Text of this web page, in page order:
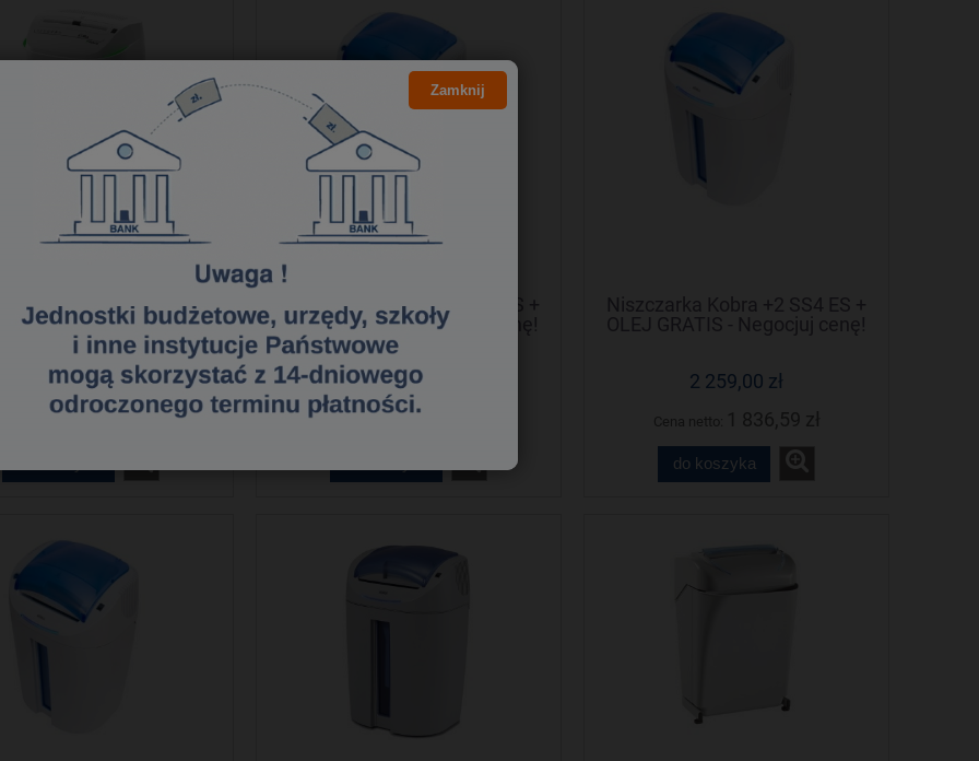
Kobra C2 Hybrid +
- Negocjuj cenę!
2 100,00 zł
1 707,32 zł
Niszczarka Kobra +2 CC2 ES +
OLEJ GRATIS - Negocjuj cenę!
2 239,00 zł
1 820,33 zł
Niszczarka Kobra +2 SS4 ES +
OLEJ GRATIS - Negocjuj cenę!
2 259,00 zł
do koszyka
Zamknij